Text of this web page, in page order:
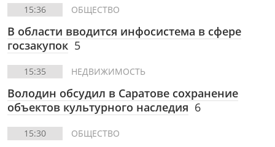
15:36 ОБЩЕСТВО
В области вводится инфосистема в сфере
госзакупок 5
15:35 НЕДВИЖИМОСТЬ
Володин обсудил в Саратове сохранение
объектов культурного наследия 6
15:30 ОБЩЕСТВО